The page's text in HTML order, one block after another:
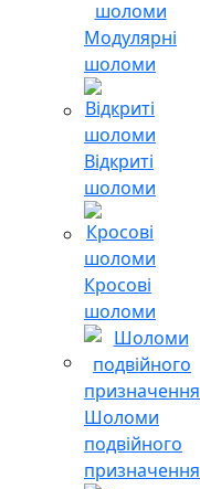
Модулярні
шоломи
Відкриті
шоломи
Кросові
шоломи
Шоломи
подвійного
призначення